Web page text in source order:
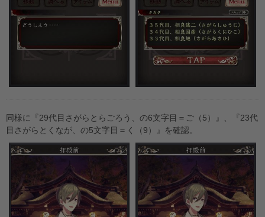
同様に『29代目さがらとらごろう、の6文字目＝ご（5）』、『23代
目さがらとくなが、の5文字目＝く（9）』を確認。